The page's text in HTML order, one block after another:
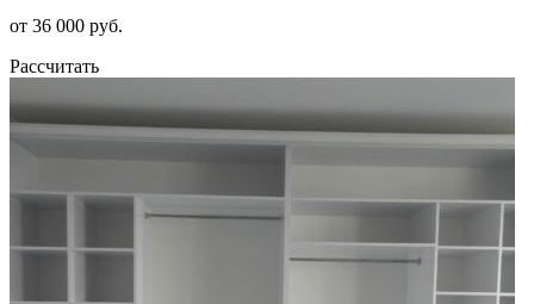
от 36 000 руб.
Рассчитать